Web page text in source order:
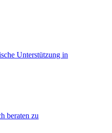
Unterstützung in
beraten zu